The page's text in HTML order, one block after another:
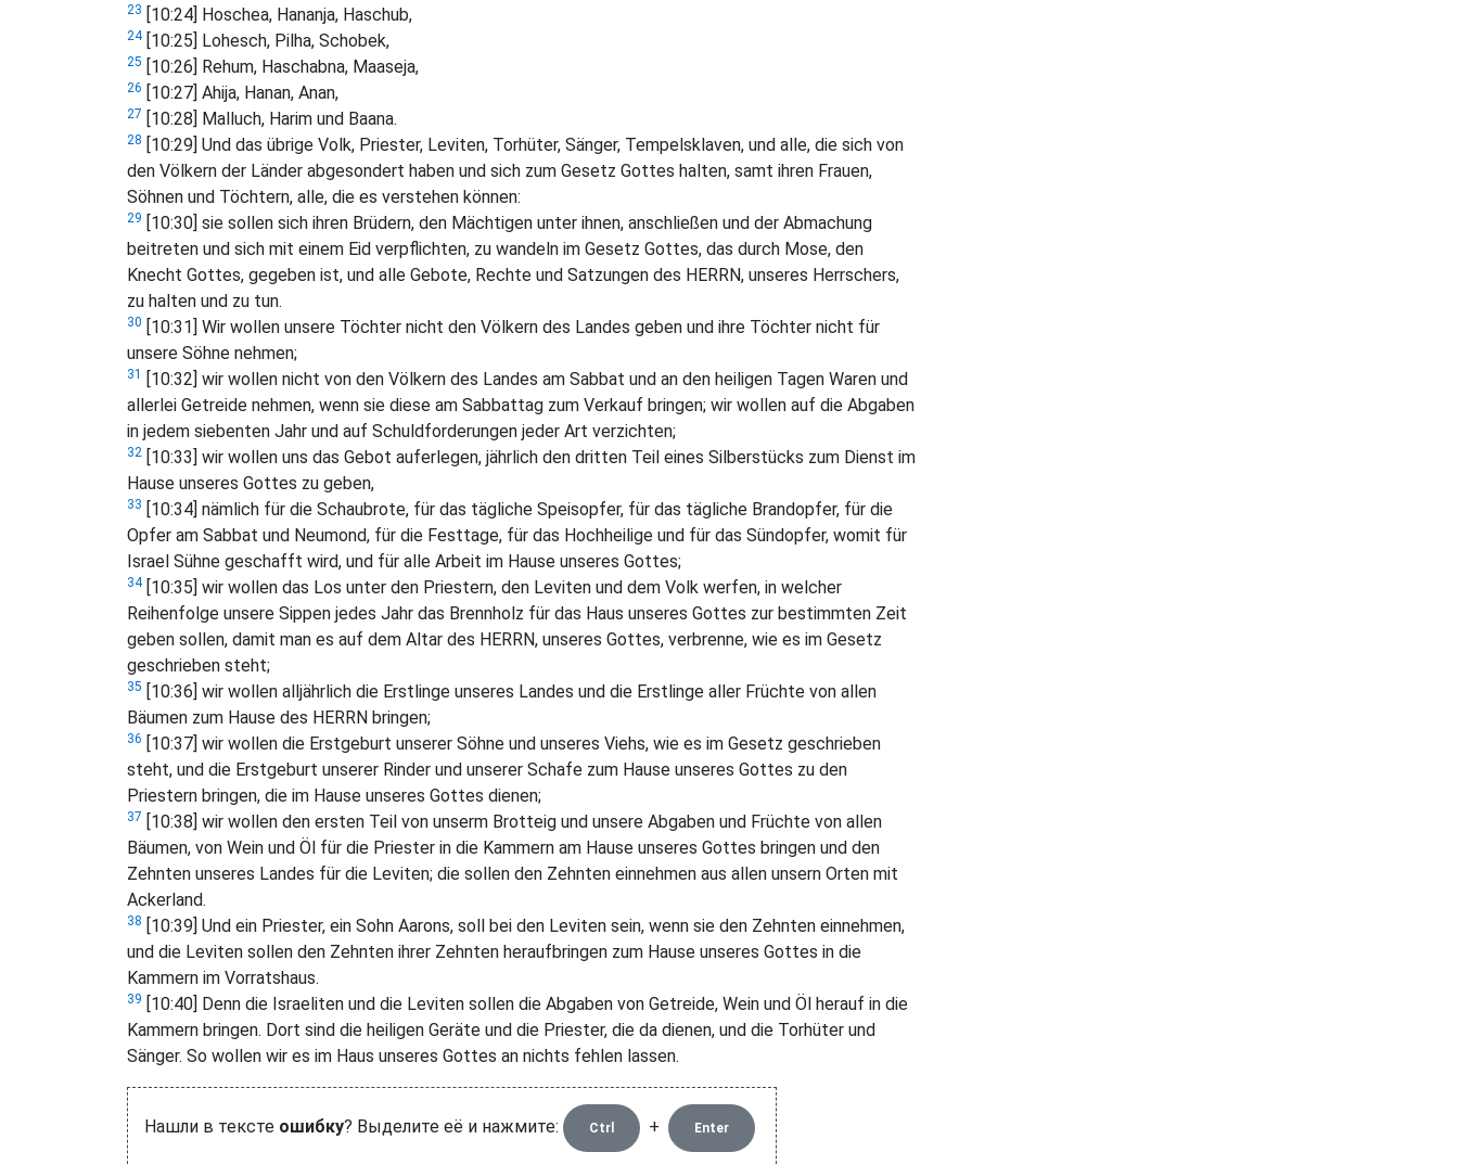
23 [10:24] Hoschea, Hananja, Haschub,
24[10:25] Lohesch, Pilha, Schobek,
25 [10:26] Rehum, Haschabna, Maaseja,
26 [10:27] Ahija, Hanan, Anan,
27 [10:28] Malluch, Harim und Baana.
28 [10:29] Und das übrige Volk, Priester, Leviten, Torhüter, Sänger, Tempelsklaven, und alle, die sich von
den Völkern der Länder abgesondert haben und sich zum Gesetz Gottes halten, samt ihren Frauen,
Söhnen und Töchtern, alle, die es verstehen können:
29 [10:30] sie sollen sich ihren Brüdern, den Mächtigen unter ihnen, anschließen und der Abmachung
beitreten und sich mit einem Eid verpflichten, zu wandeln im Gesetz Gottes, das durch Mose, den
Knecht Gottes, gegeben ist, und alle Gebote, Rechte und Satzungen des HERRN, unseres Herrschers,
zu halten und zu tun.
30 [10:31] Wir wollen unsere Töchter nicht den Völkern des Landes geben und ihre Töchter nicht für
unsere Söhne nehmen;
31
[10:32] wir wollen nicht von den Völkern des Landes am Sabbat und an den heiligen Tagen Waren und
allerlei Getreide nehmen, wenn sie diese am Sabbattag zum Verkauf bringen; wir wollen auf die Abgaben
in jedem siebenten Jahr und auf Schuldforderungen jeder Art verzichten;
32 [10:33] wir wollen uns das Gebot auferlegen, jährlich den dritten Teil eines Silberstücks zum Dienst im
Hause unseres Gottes zu geben,
33 [10:34] nämlich für die Schaubrote, für das tägliche Speisopfer, für das tägliche Brandopfer, für die
Opfer am Sabbat und Neumond, für die Festtage, für das Hochheilige und für das Sündopfer, womit für
Israel Sühne geschafft wird, und für alle Arbeit im Hause unseres Gottes;
34[10:35] wir wollen das Los unter den Priestern, den Leviten und dem Volk werfen, in welcher
Reihenfolge unsere Sippen jedes Jahr das Brennholz für das Haus unseres Gottes zur bestimmten Zeit
geben sollen, damit man es auf dem Altar des HERRN, unseres Gottes, verbrenne, wie es im Gesetz
geschrieben steht;
35 [10:36] wir wollen alljährlich die Erstlinge unseres Landes und die Erstlinge aller Früchte von allen
Bäumen zum Hause des HERRN bringen;
36 [10:37] wir wollen die Erstgeburt unserer Söhne und unseres Viehs, wie es im Gesetz geschrieben
steht, und die Erstgeburt unserer Rinder und unserer Schafe zum Hause unseres Gottes zu den
Priestern bringen, die im Hause unseres Gottes dienen;
37 [10:38] wir wollen den ersten Teil von unserm Brotteig und unsere Abgaben und Früchte von allen
Bäumen, von Wein und Öl für die Priester in die Kammern am Hause unseres Gottes bringen und den
Zehnten unseres Landes für die Leviten; die sollen den Zehnten einnehmen aus allen unsern Orten mit
Ackerland.
38 [10:39] Und ein Priester, ein Sohn Aarons, soll bei den Leviten sein, wenn sie den Zehnten einnehmen,
und die Leviten sollen den Zehnten ihrer Zehnten heraufbringen zum Hause unseres Gottes in die
Kammern im Vorratshaus.
39 [10:40] Denn die Israeliten und die Leviten sollen die Abgaben von Getreide, Wein und Öl herauf in die
Kammern bringen. Dort sind die heiligen Geräte und die Priester, die da dienen, und die Torhüter und
Sänger. So wollen wir es im Haus unseres Gottes an nichts fehlen lassen.
Нашли в тексте ошибку? Выделите её и нажмите: Ctrl + Enter